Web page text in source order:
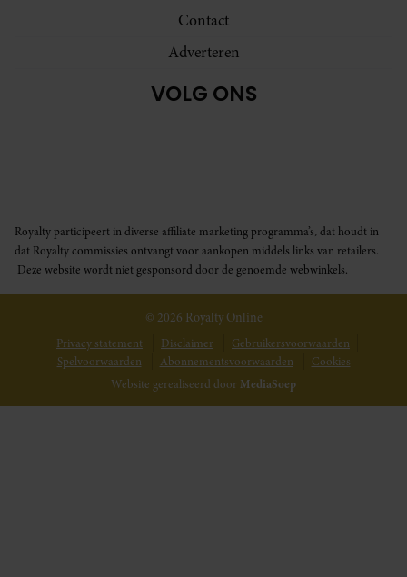
Contact
Adverteren
VOLG ONS
Royalty participeert in diverse affiliate marketing programma’s, dat houdt in
dat Royalty commissies ontvangt voor aankopen middels links van retailers.
Deze website wordt niet gesponsord door de genoemde webwinkels.
© 2026 Royalty Online
Privacy statement Disclaimer
Gebruikersvoorwaarden
Spelvoorwaarden
Abonnementsvoorwaarden
Cookies
Website gerealiseerd door MediaSoep